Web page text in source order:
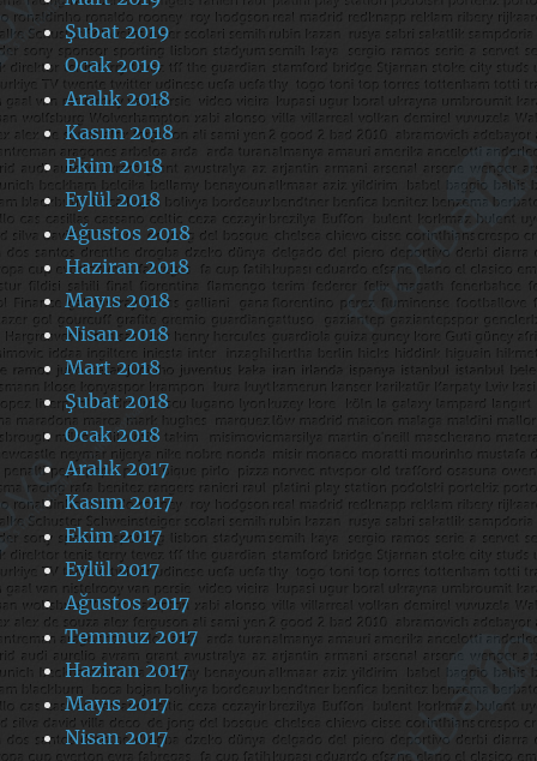
Şubat 2019
Ocak 2019
Aralık 2018
Kasım 2018
Ekim 2018
Eylül 2018
Ağustos 2018
Haziran 2018
Mayıs 2018
Nisan 2018
Mart 2018
Şubat 2018
Ocak 2018
Aralık 2017
Kasım 2017
Ekim 2017
Eylül 2017
Ağustos 2017
Temmuz 2017
Haziran 2017
Mayıs 2017
Nisan 2017